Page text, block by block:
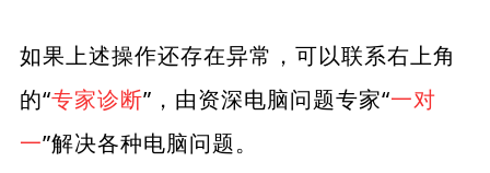
如果上述操作还存在异常，可以联系右上角
的“专家诊断”，由资深电脑问题专家“一对
一”解决各种电脑问题。